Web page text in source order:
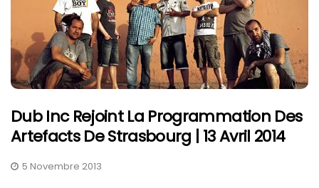
Dub Inc Rejoint La Programmation Des
Artefacts De Strasbourg | 13 Avril 2014
5 Novembre 2013